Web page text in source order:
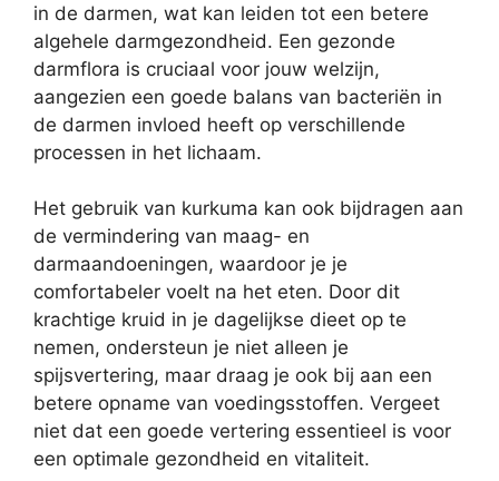
in de darmen, wat kan leiden tot een betere
algehele darmgezondheid. Een gezonde
darmflora is cruciaal voor jouw welzijn,
aangezien een goede balans van bacteriën in
de darmen invloed heeft op verschillende
processen in het lichaam.
Het gebruik van kurkuma kan ook bijdragen aan
de vermindering van maag- en
darmaandoeningen, waardoor je je
comfortabeler voelt na het eten. Door dit
krachtige kruid in je dagelijkse dieet op te
nemen, ondersteun je niet alleen je
spijsvertering, maar draag je ook bij aan een
betere opname van voedingsstoffen. Vergeet
niet dat een goede vertering essentieel is voor
een optimale gezondheid en vitaliteit.